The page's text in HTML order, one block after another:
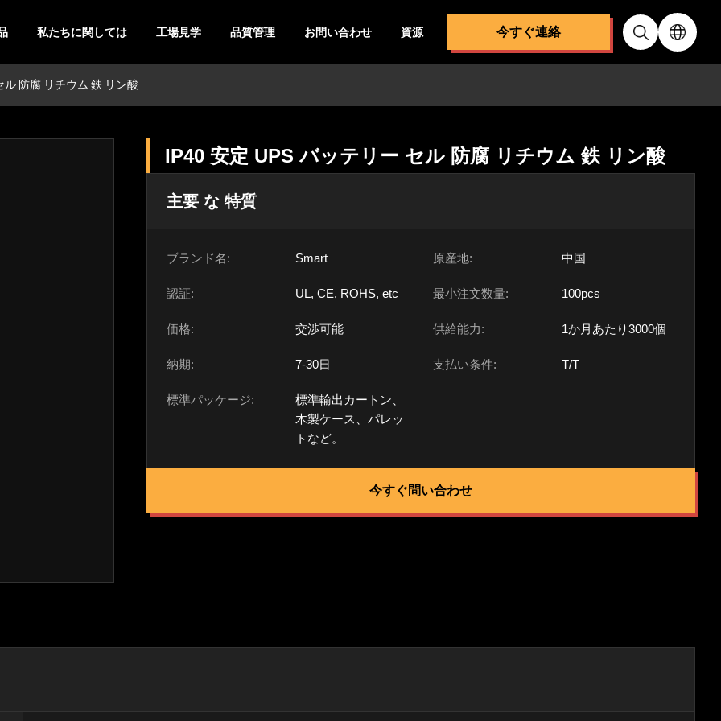
私たちに関しては 工場見学 品質管理 お問い合わせ 資源 今すぐ連絡
ル 防腐 リチウム 鉄 リン酸
IP40 安定 UPS バッテリー セル 防腐 リチウム 鉄 リン酸
主要 な 特質
ブランド名: Smart 原産地: 中国
認証: UL, CE, ROHS, etc 最小注文数量: 100pcs
価格: 交渉可能 供給能力: 1か月あたり3000個
納期: 7-30日 支払い条件: T/T
標準パッケージ:
標準輸出カートン、
木製ケース、パレッ
トなど。
今すぐ問い合わせ